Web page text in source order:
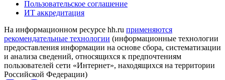
Пользовательское соглашение
ИТ аккредитация
На информационном ресурсе hh.ru применяются
рекомендательные технологии (информационные технологии
предоставления информации на основе сбора, систематизации
и анализа сведений, относящихся к предпочтениям
пользователей сети «Интернет», находящихся на территории
Российской Федерации)